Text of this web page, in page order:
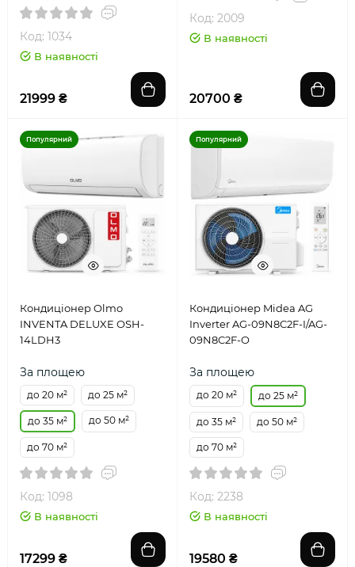
Код: 1034
В наявності
21999 ₴
Код: 2009
В наявності
20700 ₴
Популярний
Кондиціонер Olmo
INVENTA DELUXE OSH-
14LDH3
За площею
до 20 м² до 25 м²
до 35 м² до 50 м²
до 70 м²
Код: 1098
В наявності
17299 ₴
Популярний
Кондиціонер Midea AG
Inverter AG-09N8C2F-I/AG-
09N8C2F-O
За площею
до 20 м² до 25 м²
до 35 м² до 50 м²
до 70 м²
Код: 2238
В наявності
19580 ₴